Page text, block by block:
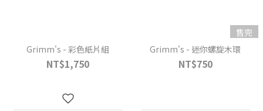
Grimm's - 彩色紙片組
NT$1,750
售完
Grimm's - 迷你螺旋木環
NT$750